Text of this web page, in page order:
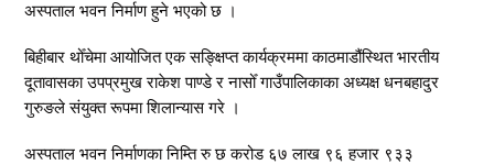
अस्पताल भवन निर्माण हुने भएको छ ।
बिहीबार थोँचेमा आयोजित एक सङ्क्षिप्त कार्यक्रममा काठमाडौंस्थित भारतीय
दूतावासका उपप्रमुख राकेश पाण्डे र नासोँ गाउँपालिकाका अध्यक्ष धनबहादुर
गुरुङले संयुक्त रूपमा शिलान्यास गरे ।
अस्पताल भवन निर्माणका निम्ति रु छ करोड ६७ लाख ९६ हजार ९३३